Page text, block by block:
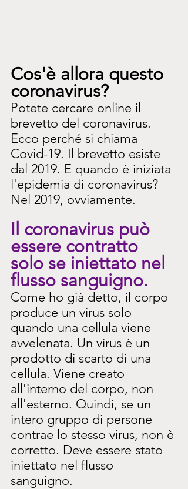
Cos'è allora questo
coronavirus?
Potete cercare online il
brevetto del coronavirus.
Ecco perché si chiama
Covid-19. Il brevetto esiste
dal 2019. E quando è iniziata
l'epidemia di coronavirus?
Nel 2019, ovviamente.
Il coronavirus può
essere contratto
solo se iniettato nel
flusso sanguigno.
Come ho già detto, il corpo
produce un virus solo
quando una cellula viene
avvelenata. Un virus è un
prodotto di scarto di una
cellula. Viene creato
all'interno del corpo, non
all'esterno. Quindi, se un
intero gruppo di persone
contrae lo stesso virus, non è
corretto. Deve essere stato
iniettato nel flusso
sanguigno.